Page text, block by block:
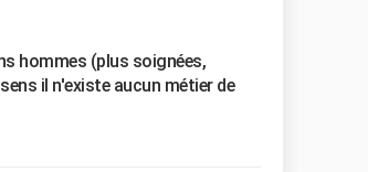
hommes (plus soignées,
il n'existe aucun métier de